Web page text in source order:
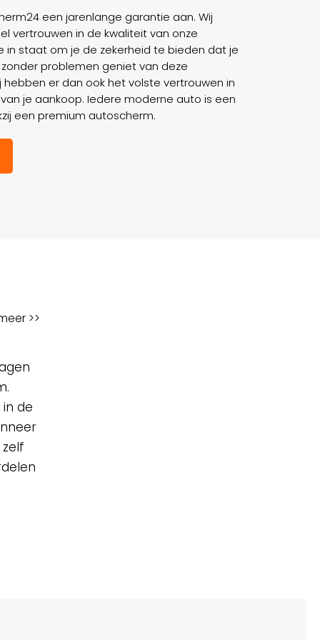
een jarenlange garantie aan. Wij
vertrouwen in de kwaliteit van onze
in staat om je de zekerheid te bieden dat je
problemen geniet van deze
er dan ook het volste vertrouwen in
je aankoop. Iedere moderne auto is een
een premium autoscherm.
>>
de